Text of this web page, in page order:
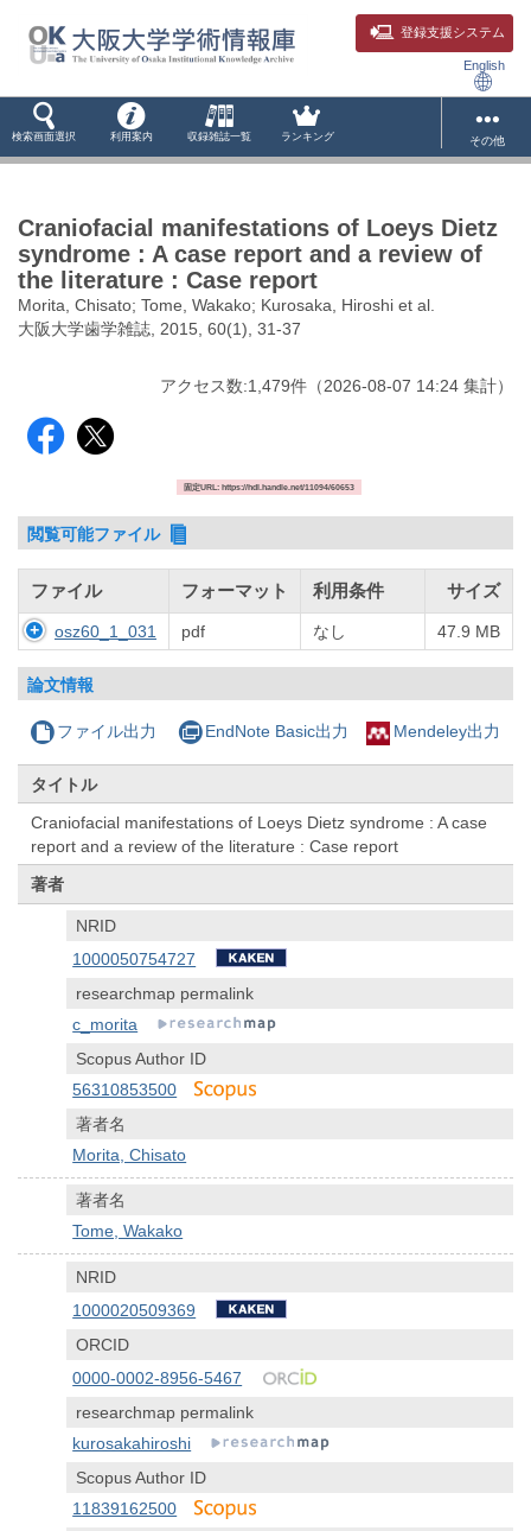
登録支援システム
English
検索画面選択 利用案内 収録雑誌一覧 ランキング その他
Craniofacial manifestations of Loeys Dietz
syndrome : A case report and a review of
the literature : Case report
Morita, Chisato; Tome, Wakako; Kurosaka, Hiroshi et al.
大阪大学歯学雑誌, 2015, 60(1), 31-37
アクセス数:1,479件 （2026-08-07 14:24 集計）
固定URL: https://hdl.handle.net/11094/60653
閲覧可能ファイル
ファイル フォーマット 利用条件 サイズ
osz60_1_031 pdf なし 47.9 MB
論文情報
ファイル出力 EndNote Basic出力 Mendeley出力
タイトル
Craniofacial manifestations of Loeys Dietz syndrome : A case
report and a review of the literature : Case report
著者
NRID
1000050754727
researchmap permalink
c_morita
Scopus Author ID
56310853500
著者名
Morita, Chisato
著者名
Tome, Wakako
NRID
1000020509369
ORCID
0000-0002-8956-5467
researchmap permalink
kurosakahiroshi
Scopus Author ID
11839162500